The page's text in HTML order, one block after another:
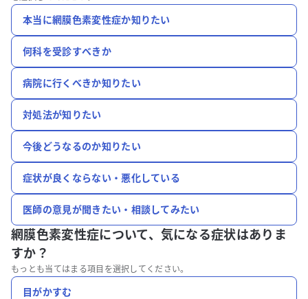
本当に網膜色素変性症か知りたい
何科を受診すべきか
病院に行くべきか知りたい
対処法が知りたい
今後どうなるのか知りたい
症状が良くならない・悪化している
医師の意見が聞きたい・相談してみたい
網膜色素変性症について、 気になる症状はありま
すか？
もっとも当てはまる項目を選択してください。
目がかすむ